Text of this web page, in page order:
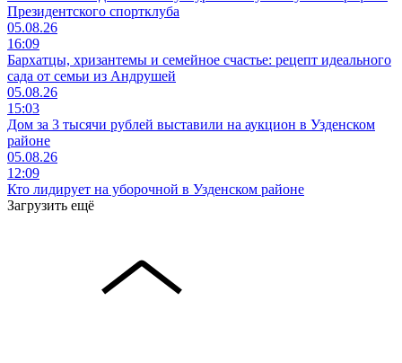
Президентского спортклуба
05.08.26
16:09
Бархатцы, хризантемы и семейное счастье: рецепт идеального
сада от семьи из Андрушей
05.08.26
15:03
Дом за 3 тысячи рублей выставили на аукцион в Узденском
районе
05.08.26
12:09
Кто лидирует на уборочной в Узденском районе
Загрузить ещё